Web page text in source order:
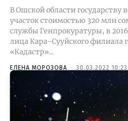
В Ошской области
участок стоимостью 320 млн сомов. По данным
службы Генпрокуратуры, в
лица Кара-Сууйского филиала
«Кадастр»...
ЕЛЕНА МОРОЗОВА - 30.03.2022 10:23